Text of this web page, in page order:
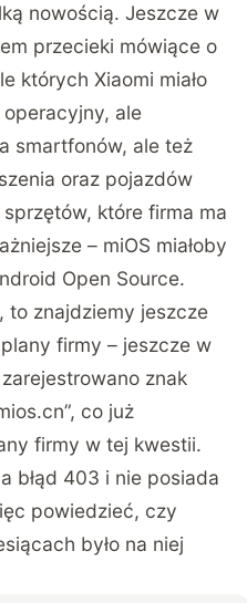
nowością. Jeszcze w
przecieki mówiące o
których Xiaomi miało
ale
smartfonów, ale też
oraz pojazdów
które firma ma
– miOS miałoby
Open Source.
to znajdziemy jeszcze
firmy – jeszcze w
znak
co już
firmy w tej kwestii.
błąd 403 i nie posiada
powiedzieć, czy
było na niej